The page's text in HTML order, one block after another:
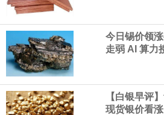
INC）：CBOE 欧洲清算所将于 8
业务拓展至固定收益品类。
周四，亚洲科技股下跌，跟随隔
全球科技股波动性的加剧。 日本
今日锡价领
走弱 AI 算力
【白银早评
现货银价看涨